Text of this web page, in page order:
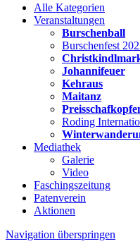
Alle Kategorien
Veranstaltungen
Burschenball
Burschenfest
Johannifeuer
Kehraus
Maitanz
Roding
Mediathek
Galerie
Video
Faschingszeitung
Patenverein
Aktionen
Navigation überspringen